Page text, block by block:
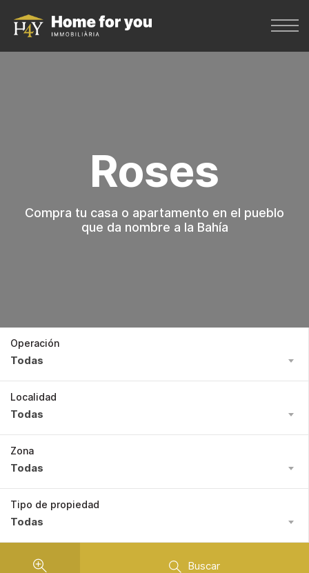
Roses
Compra tu casa o apartamento en el pueblo
que da nombre a la Bahía
Operación
Todas
Localidad
Todas
Zona
Todas
Tipo de propiedad
Todas
Buscar